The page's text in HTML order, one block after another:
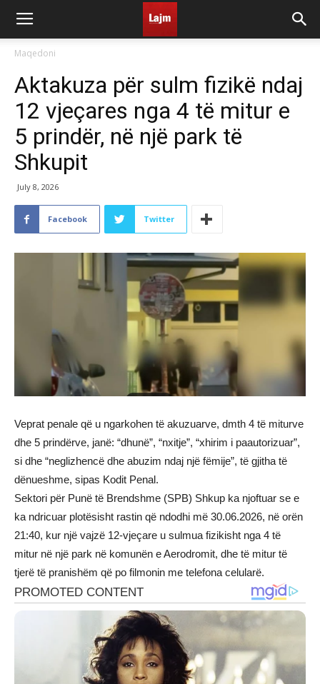
Maqedoni
Aktakuza për sulm fizikë ndaj
12 vjeçares nga 4 të mitur e
5 prindër, në një park të
Shkupit
July 8, 2026
Facebook Twitter
Veprat penale që u ngarkohen të akuzuarve, dmth 4 të miturve
dhe 5 prindërve, janë: “dhunë”, “nxitje”, “xhirim i paautorizuar”,
si dhe “neglizhencë dhe abuzim ndaj një fëmije”, të gjitha të
dënueshme, sipas Kodit Penal.
Sektori për Punë të Brendshme (SPB) Shkup ka njoftuar se e
ka ndricuar plotësisht rastin që ndodhi më 30.06.2026, në orën
21:40, kur një vajzë 12-vjeçare u sulmua fizikisht nga 4 të
mitur në një park në komunën e Aerodromit, dhe të mitur të
tjerë të pranishëm që po filmonin me telefona celularë.